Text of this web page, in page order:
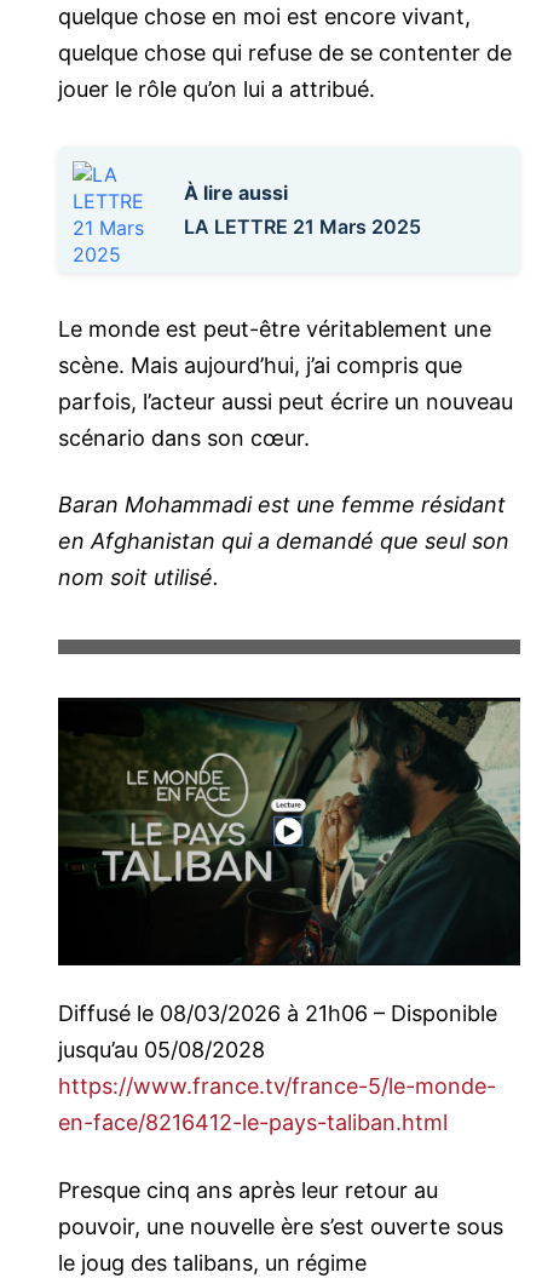
quelque chose en moi est encore vivant,
quelque chose qui refuse de se contenter de
jouer le rôle qu’on lui a attribué.
À lire aussi
LA LETTRE 21 Mars 2025
Le monde est peut-être véritablement une
scène. Mais aujourd’hui, j’ai compris que
parfois, l’acteur aussi peut écrire un nouveau
scénario dans son cœur.
Baran Mohammadi est une femme résidant
en Afghanistan qui a demandé que seul son
nom soit utilisé.
Diffusé le 08/03/2026 à 21h06 – Disponible
jusqu’au 05/08/2028
https://www.france.tv/france-5/le-monde-
en-face/8216412-le-pays-taliban.html
Presque cinq ans après leur retour au
pouvoir, une nouvelle ère s’est ouverte sous
le joug des talibans, un régime